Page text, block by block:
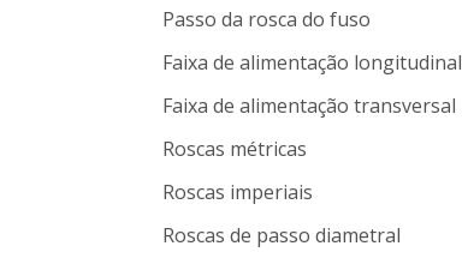
Passo da rosca do fuso
Faixa de alimentação longitudinal
Faixa de alimentação transversal
Roscas métricas
Roscas imperiais
Roscas de passo diametral